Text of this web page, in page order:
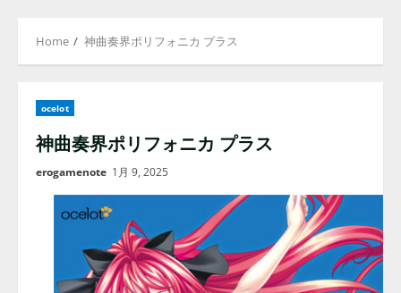
Home 神曲奏界ポリフォニカ プラス
ocelot
神曲奏界ポリフォニカ プラス
erogamenote 1月 9, 2025